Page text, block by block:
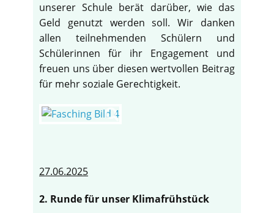
unserer Schule berät darüber, wie das
Geld genutzt werden soll. Wir danken
allen teilnehmenden Schülern und
Schülerinnen für ihr Engagement und
freuen uns über diesen wertvollen Beitrag
für mehr soziale Gerechtigkeit.
27.06.2025
2. Runde für unser Klimafrühstück